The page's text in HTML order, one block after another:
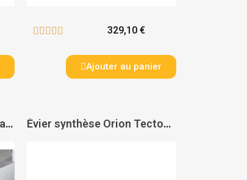
     329,10 €
Ajouter au panier
Évier synthèse Maris Fragranit + à encastrer 1 cuve + 1 égouttoir MRG611-XL - FRANKE Évier synthèse Orion Tectonite à encastrer 1 cuve + 1 égouttoir - FRANKE